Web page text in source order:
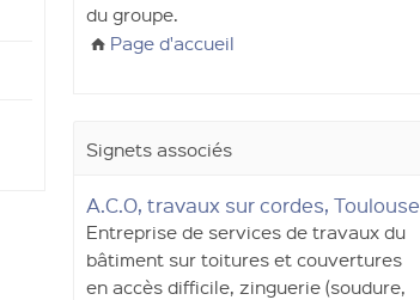
du groupe.
Page d'accueil
Signets associés
A.C.O, travaux sur cordes, Toulouse
Entreprise de services de travaux du
bâtiment sur toitures et couvertures
en accès difficile, zinguerie (soudure,